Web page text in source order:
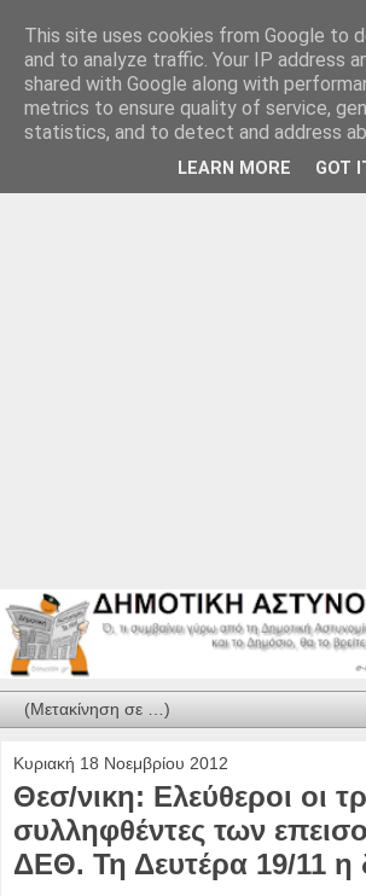
Κυριακή 18 Νοεμβρίου 2012
Θεσ/νικη: Ελεύθεροι οι
συλληφθέντες των
ΔΕΘ. Τη Δευτέρα 19/11 η
This site uses cookies from Google to
and to analyze traffic. Your IP address
shared with Google along with
metrics to ensure quality of service,
statistics, and to detect and address
LEARN MORE GOT